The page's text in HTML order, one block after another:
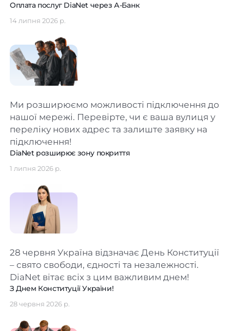
14 липня 2026 р.
Оплата послуг DiaNet через А-Банк
1 липня 2026 р.
DiaNet розширює зону покриття
Ми розширюємо можливості підключення до
нашої мережі. Перевірте, чи є ваша вулиця у
переліку нових адрес та залиште заявку на
підключення!
28 червня 2026 р.
З Днем Конституції України!
28 червня Україна відзначає День Конституції
– свято свободи, єдності та незалежності.
DiaNet вітає всіх з цим важливим днем!